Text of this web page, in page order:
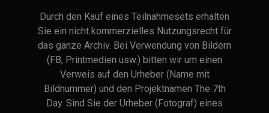
Durch den Kauf eines Teilnahmesets erhalten
Sie ein nicht kommerzielles Nutzungsrecht für
das ganze Archiv. Bei Verwendung von Bildern
(FB, Printmedien usw.) bitten wir um einen
Verweis auf den Urheber (Name mit
Bildnummer) und den Projektnamen The 7th
Day. Sind Sie der Urheber (Fotograf) eines